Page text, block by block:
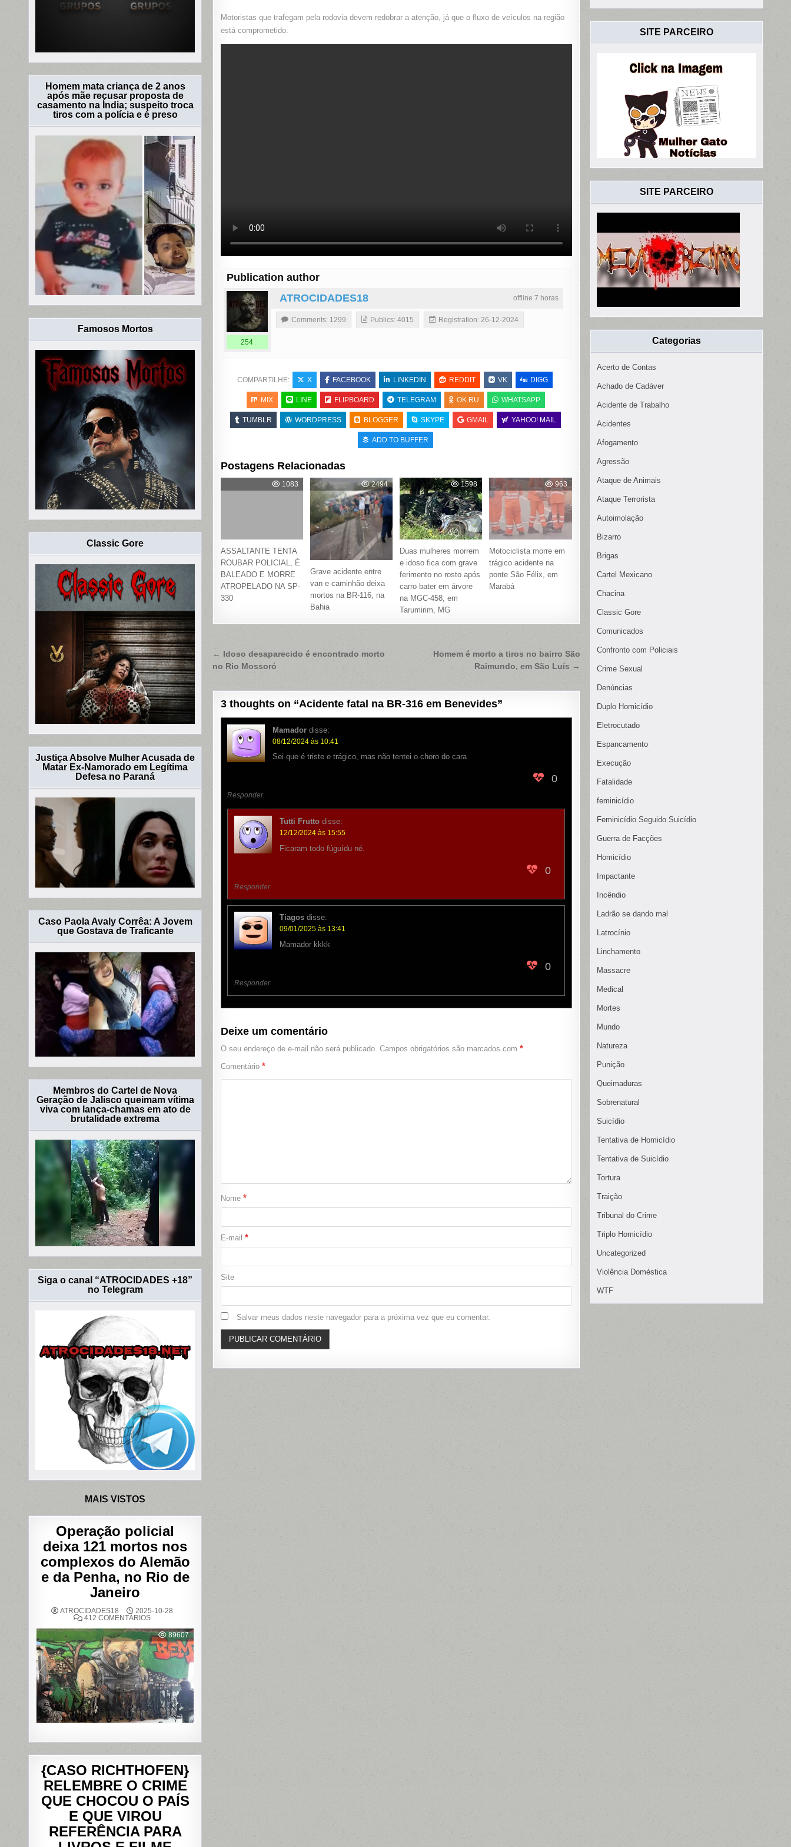
Motoristas que trafegam pela rodovia devem redobrar a atenção, já que o fluxo de veículos na região
está comprometido.
Publication author
offline 7 horas
ATROCIDADES18
254
Comments: 1299 Publics: 4015 Registration: 26-12-2024
COMPARTILHE: X FACEBOOK LINKEDIN REDDIT VK DIGG
MIX LINE FLIPBOARD TELEGRAM OK.RU WHATSAPP
TUMBLR WORDPRESS BLOGGER SKYPE GMAIL YAHOO! MAIL
ADD TO BUFFER
Postagens Relacionadas
1083
ASSALTANTE TENTA
ROUBAR POLICIAL, É
BALEADO E MORRE
ATROPELADO NA SP-
330
2494
Grave acidente entre
van e caminhão deixa
mortos na BR-116, na
Bahia
1598
Duas mulheres morrem
e idoso fica com grave
ferimento no rosto após
carro bater em árvore
na MGC-458, em
Tarumirim, MG
963
Motociclista morre em
trágico acidente na
ponte São Félix, em
Marabá
Navegação
de
Post
Homem é morto a tiros no bairro São
Raimundo, em São Luís →
← Idoso desaparecido é encontrado morto
no Rio Mossoró
3 thoughts on “Acidente fatal na BR-316 em Benevides”
Mamador disse:
08/12/2024 às 10:41
Sei que é triste e trágico, mas não tentei o choro do cara
0
Responder
Tutti Frutto disse:
12/12/2024 às 15:55
Ficaram todo fúguídu né.
0
Responder
Tiagos disse:
09/01/2025 às 13:41
Mamador kkkk
0
Responder
Deixe um comentário
O seu endereço de e-mail não será publicado. Campos obrigatórios são marcados com *
Comentário *
Nome *
E-mail *
Site
Salvar meus dados neste navegador para a próxima vez que eu comentar.
Homem mata criança de 2 anos
após mãe recusar proposta de
casamento na Índia; suspeito troca
tiros com a polícia e é preso
Famosos Mortos
Classic Gore
Justiça Absolve Mulher Acusada de
Matar Ex-Namorado em Legítima
Defesa no Paraná
Caso Paola Avaly Corrêa: A Jovem
que Gostava de Traficante
Membros do Cartel de Nova
Geração de Jalisco queimam vítima
viva com lança-chamas em ato de
brutalidade extrema
Siga o canal “ATROCIDADES +18”
no Telegram
MAIS VISTOS
Operação policial
deixa 121 mortos nos
complexos do Alemão
e da Penha, no Rio de
Janeiro
ATROCIDADES18
2025-10-28
412 COMENTÁRIOSEM
POLICIAL
DEIXA
121
MORTOS
NOS
COMPLEXOS
DO
ALEMÃO
E
DA
PENHA,
NO
RIO
DE
89607
{CASO RICHTHOFEN}
RELEMBRE O CRIME
QUE CHOCOU O PAÍS
E QUE VIROU
REFERÊNCIA PARA
SITE PARCEIRO
SITE PARCEIRO
Categorias
Acerto de Contas
Achado de Cadáver
Acidente de Trabalho
Acidentes
Afogamento
Agressão
Ataque de Animais
Ataque Terrorista
Autoimolação
Bizarro
Brigas
Cartel Mexicano
Chacina
Classic Gore
Comunicados
Confronto com Policiais
Crime Sexual
Denúncias
Duplo Homicídio
Eletrocutado
Espancamento
Execução
Fatalidade
feminicídio
Feminicídio Seguido Suicídio
Guerra de Facções
Homicídio
Impactante
Incêndio
Ladrão se dando mal
Latrocínio
Linchamento
Massacre
Medical
Mortes
Mundo
Natureza
Punição
Queimaduras
Sobrenatural
Suicídio
Tentativa de Homicídio
Tentativa de Suicídio
Tortura
Traição
Tribunal do Crime
Triplo Homicídio
Uncategorized
Violência Doméstica
WTF